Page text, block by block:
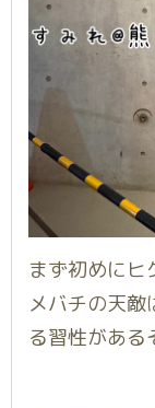
まず初めに
メバチの天敵
る習性があ